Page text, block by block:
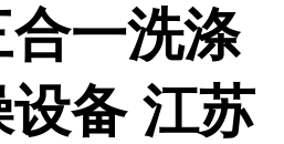
一洗涤
备 江苏